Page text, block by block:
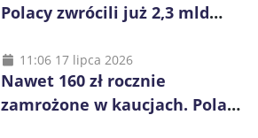
Polacy zwrócili już 2,3 mld
11:06 17 lipca 2026
Nawet 160 zł rocznie
zamrożone w kaucjach. Polacy